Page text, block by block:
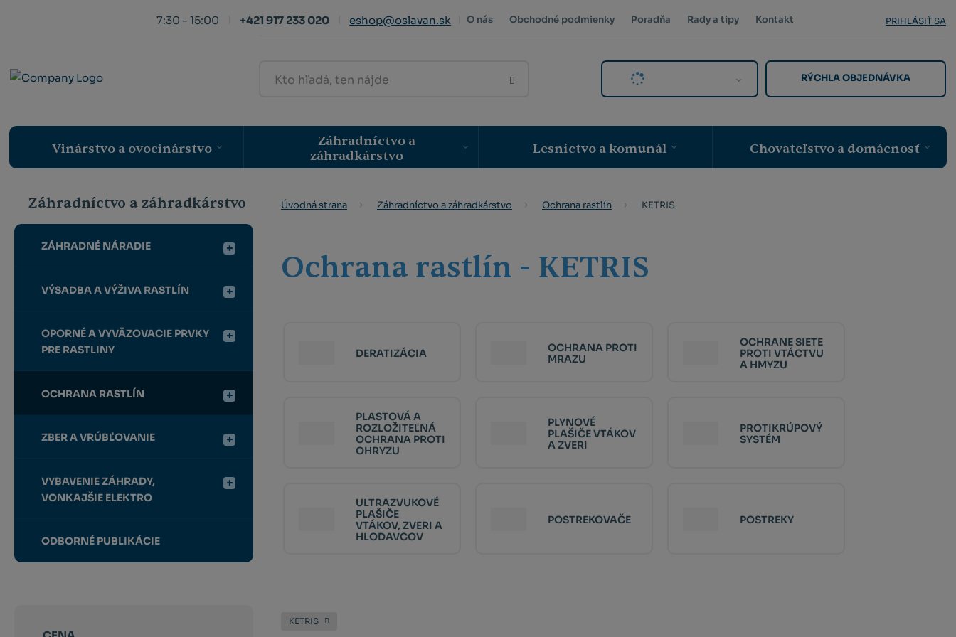
7:30 - 15:00 +421 917 233 020 eshop@oslavan.sk O nás Obchodné podmienky Poradňa Rady a tipy Kontakt PRIHLÁSIŤ SA
hľadá,
RÝCHLA OBJEDNÁVKA
Vinárstvo a ovocinárstvo
Záhradníctvo a
záhradkárstvo
Lesníctvo a komunál Chovateľstvo a domácnosť
Úvodná strana Záhradníctvo a záhradkárstvo Ochrana rastlín KETRIS
Ochrana rastlín - KETRIS
DERATIZÁCIA
OCHRANA PROTI
MRAZU
OCHRANE SIETE
PROTI VTÁCTVU
A HMYZU
PLASTOVÁ A
ROZLOŽITEĽNÁ
OCHRANA PROTI
OHRYZU
PLYNOVÉ
PLAŠIČE VTÁKOV
A ZVERI
PROTIKRÚPOVÝ
SYSTÉM
ULTRAZVUKOVÉ
PLAŠIČE
VTÁKOV, ZVERI A
HLODAVCOV
POSTREKOVAČE POSTREKY
KETRIS
Záhradníctvo a záhradkárstvo
ZÁHRADNÉ NÁRADIE
VÝSADBA A VÝŽIVA RASTLÍN
OPORNÉ A VYVÄZOVACIE PRVKY
PRE RASTLINY
OCHRANA RASTLÍN
ZBER A VRÚBĽOVANIE
VYBAVENIE ZÁHRADY,
VONKAJŠIE ELEKTRO
ODBORNÉ PUBLIKÁCIE